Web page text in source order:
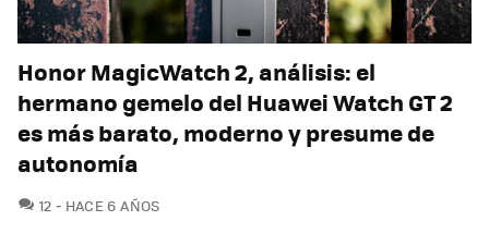
Honor MagicWatch 2, análisis: el
hermano gemelo del Huawei Watch GT 2
es más barato, moderno y presume de
autonomía
12 COMENTARIOS
HACE 6 AÑOS